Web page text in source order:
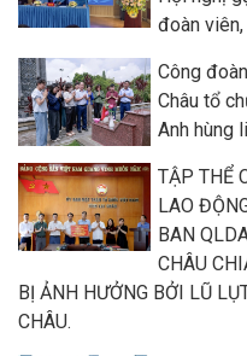
đoàn
Công
Châu tổ
Anh hùng
TẬP THỂ
LAO
BAN
CHÂU
BỊ ẢNH HƯỞNG BỞI LŨ
CHÂU.